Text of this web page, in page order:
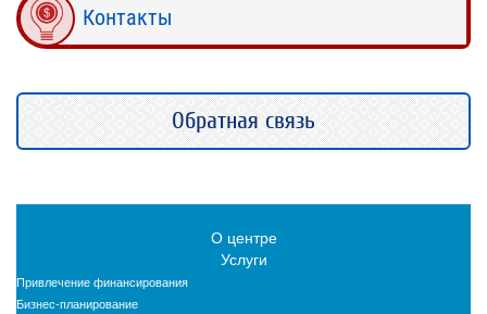
Контакты
Обратная связь
О центре
Услуги
Привлечение финансирования
Бизнес-планирование